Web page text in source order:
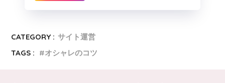
CATEGORY : サイト運営
TAGS :
オシャレのコツ